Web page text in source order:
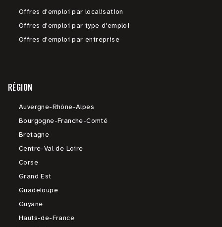
Offres d'emploi par localisation
Offres d'emploi par type d'emploi
Offres d'emploi par entreprise
RÉGION
Auvergne-Rhône-Alpes
Bourgogne-Franche-Comté
Bretagne
Centre-Val de Loire
Corse
Grand Est
Guadeloupe
Guyane
Hauts-de-France